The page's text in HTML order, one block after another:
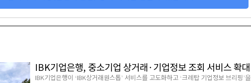
IBK기업은행, 중소기업 상거래·기업정보 조회 서비스 확대
IBK기업은행이 ‘IBK상거래원스톱’ 서비스를 고도화하고 ‘크레탑 기업정보 브리핑’을